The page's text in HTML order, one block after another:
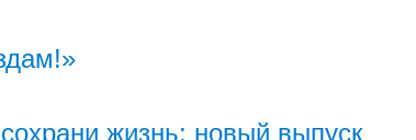
жизнь: новый выпуск